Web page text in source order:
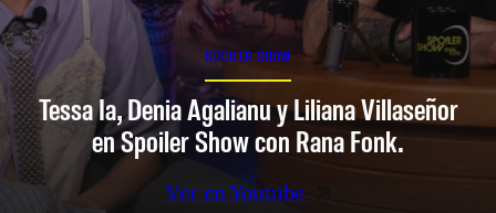
SPOILER SHOW
Tessa Ia, Denia Agalianu y Liliana Villaseñor
en Spoiler Show con Rana Fonk.
Ver en Youtube